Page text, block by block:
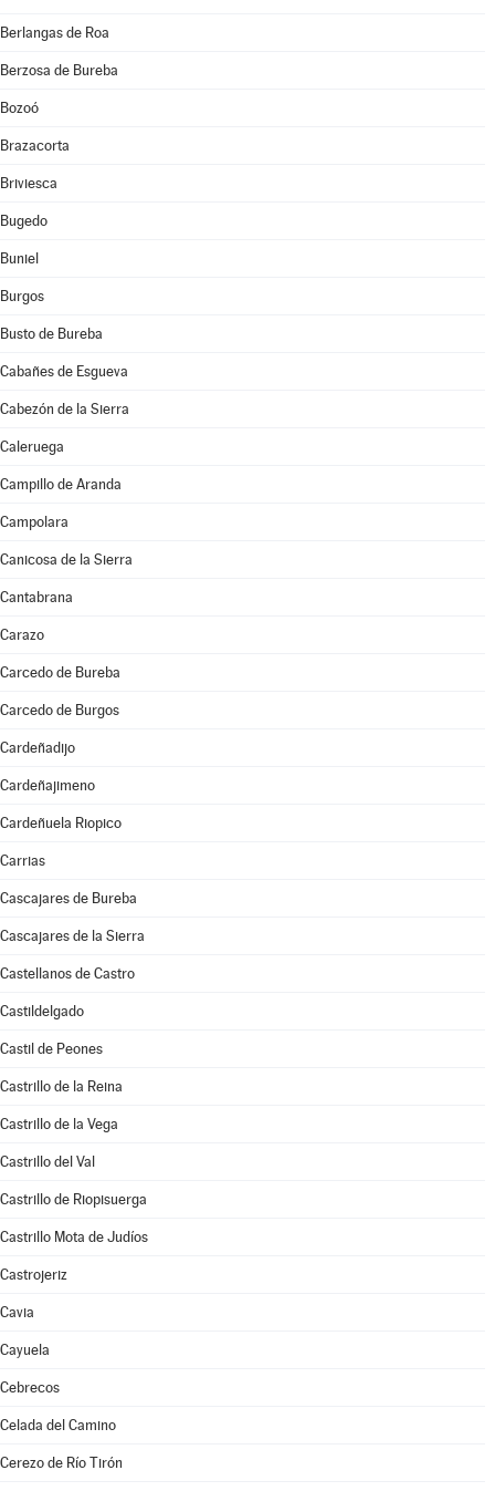
Berlangas de Roa
Berzosa de Bureba
Bozoó
Brazacorta
Briviesca
Bugedo
Buniel
Burgos
Busto de Bureba
Cabañes de Esgueva
Cabezón de la Sierra
Caleruega
Campillo de Aranda
Campolara
Canicosa de la Sierra
Cantabrana
Carazo
Carcedo de Bureba
Carcedo de Burgos
Cardeñadijo
Cardeñajimeno
Cardeñuela Riopico
Carrias
Cascajares de Bureba
Cascajares de la Sierra
Castellanos de Castro
Castildelgado
Castil de Peones
Castrillo de la Reina
Castrillo de la Vega
Castrillo del Val
Castrillo de Riopisuerga
Castrillo Mota de Judíos
Castrojeriz
Cavia
Cayuela
Cebrecos
Celada del Camino
Cerezo de Río Tirón